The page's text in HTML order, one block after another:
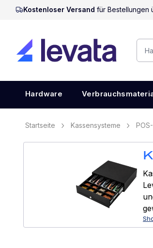
Kostenloser Versand für Bestellungen
Hardware
Startseite Kassensysteme